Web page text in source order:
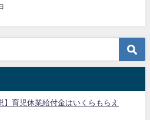
】育児休業給付金はいくらもらえ